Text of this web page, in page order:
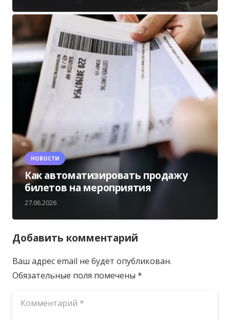
НОВОСТИ
Как автоматизировать продажу
билетов на мероприятия
27.06.2026
Добавить комментарий
Ваш адрес email не будет опубликован.
Обязательные поля помечены *